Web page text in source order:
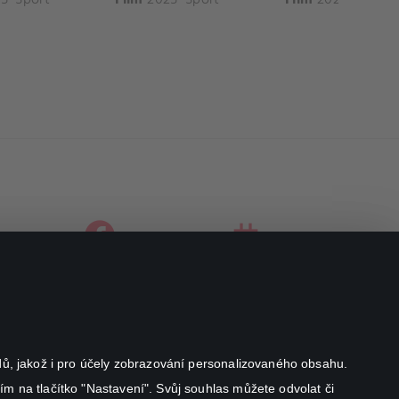
jakož i pro účely zobrazování personalizovaného obsahu.
na tlačítko "Nastavení". Svůj souhlas můžete odvolat či
facebookinstagram